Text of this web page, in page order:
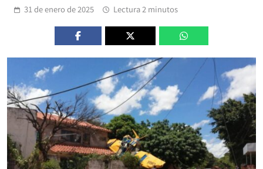
31 de enero de 2025 Lectura 2 minutos